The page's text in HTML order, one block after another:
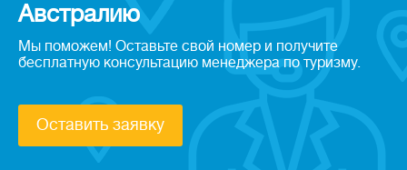
Австралию
Мы поможем! Оставьте свой номер и получите
бесплатную консультацию менеджера по туризму.
Оставить заявку